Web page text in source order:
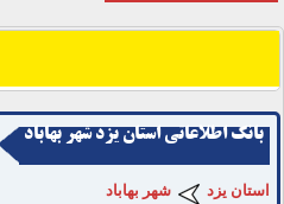
بانک اطلاعاتی استان یزد شهر بهاباد
استان یزد شهر بهاباد